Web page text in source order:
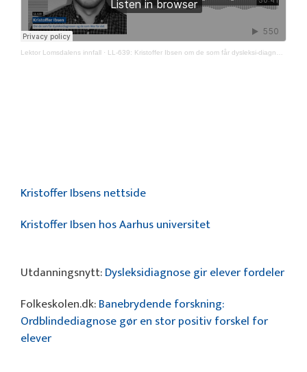
Lektor Lomsdalens innfall · LL-639: Kristoffer Ibsen om de som får dysleksi-diagnose og de som ikke får det
Kristoffer Ibsens nettside
Kristoffer Ibsen hos Aarhus universitet
Utdanningsnytt:Dysleksidiagnose gir elever fordeler
Folkeskolen.dk:Banebrydende forskning:
Ordblindediagnose gør en stor positiv forskel for
elever